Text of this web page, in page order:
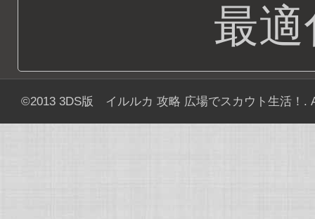
最
©2013 3DS版 イルルカ 攻略 広場でスカウト生活！ .